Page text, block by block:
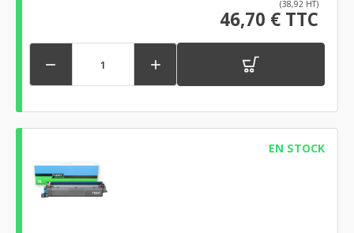
(38,92 HT)
46,70 € TTC
 
EN STOCK